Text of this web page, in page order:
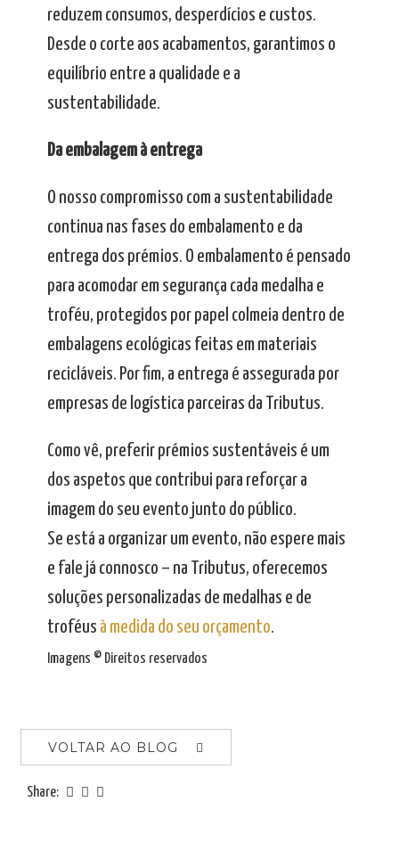
reduzem consumos, desperdícios e custos.
Desde o corte aos acabamentos, garantimos o
equilíbrio entre a qualidade e a
sustentabilidade.
Da embalagem à entrega
O nosso compromisso com a sustentabilidade
continua nas fases do embalamento e da
entrega dos prémios. O embalamento é pensado
para acomodar em segurança cada medalha e
troféu, protegidos por papel colmeia dentro de
embalagens ecológicas feitas em materiais
recicláveis. Por fim, a entrega é assegurada por
empresas de logística parceiras da Tributus.
Como vê, preferir prémios sustentáveis é um
dos aspetos que contribui para reforçar a
imagem do seu evento junto do público.
Se está a organizar um evento, não espere mais
e fale já connosco – na Tributus, oferecemos
soluções personalizadas de medalhas e de
troféus à medida do seu orçamento.
Imagens © Direitos reservados
VOLTAR AO BLOG
Share: